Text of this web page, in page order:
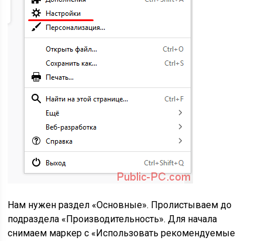
Нам нужен раздел «Основные». Пролистываем до
подраздела «Производительность». Для начала
снимаем маркер с «Использовать рекомендуемые